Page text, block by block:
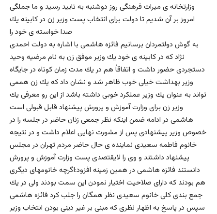
وزارتخانه ى ميراث فرهنگى روز دوشنبه به تاييد رسيد و ما جملگى
امروز بر آن شديم تا دولت براى انتخاب پست وزير زن در كابينه يك
صدا خواسته ى خود را
به گوش دولتمردان برسانيم فائزه هاشمى با اشاره به دولت احمدى
نژاد كه در كابينه ى خود يك وزير موفق زن به نام مرضيه وحيد
دستجردى حضور داشت و اتفاقاً هم در يك مدت زمان كوتاه در جايگاه
وزير بهداشت خيلى خوب ظاهر شد و نشان داد كه يك زن هممى
تواند به عنوان يك وزير عملكرد خوبى داشته باشد از اين رو معرفى يك
وزير زن براى وزارت آموزش و پرورش پيشنهاد قابل قبولى است
هاشمى در ادامه ضمن اينكه نظر جمعى زنان حاضر در جلسه را در
خصوص وزير پيشنهادى پس از مشورت نهايى اعلام داشت و در نتيجه
خانوم فاطمه سعيدى نماينده ى حال حاضر مردم تهران در مجلس
پيشنهاد داشتند و وى را لايقتصدى پست وزارت آموزش و پرورش
دانستند فائزه هاشمى در همين زمينه افزود:اگرچه خانومهاى ديگرى
هم بودند كه داراى صلاحيت اختيار نمودن اين سمت بودند ولى در يك
جمع بندى كلى خانوم سعيدى نظر همگان را جلب كرد فائزه هاشمى
سپس در پاسخ به اظهار نظرى كه مبنى بر غير دينى بودن انتخاب وزير